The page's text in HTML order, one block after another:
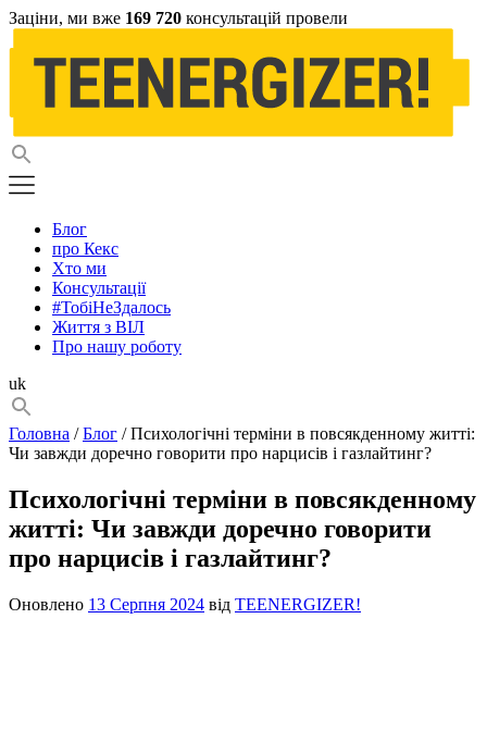
Заціни, ми вже 169 720 консультацій провели
Блог
про Кекс
Хто ми
Консультації
#ТобіНеЗдалось
Життя з ВІЛ
Про нашу роботу
uk
Головна /Блог / Психологічні терміни в повсякденному житті:
Чи завжди доречно говорити про нарцисів і газлайтинг?
Психологічні терміни в повсякденному
житті: Чи завжди доречно говорити
про нарцисів і газлайтинг?
Оновлено 13 Серпня 2024 від TEENERGIZER!